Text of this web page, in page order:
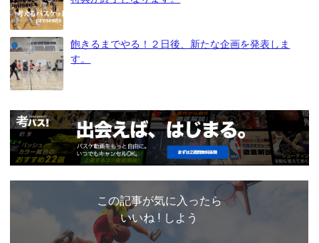
飽きるまでやる！２日後、新たな企画を発表しま
す。
この記事が気に入ったら
いいね ! しよう